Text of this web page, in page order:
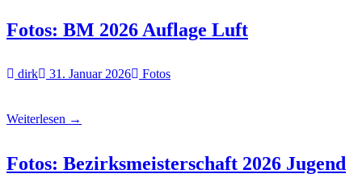
Fotos: BM 2026 Auflage Luft
dirk 31. Januar 2026 Fotos
Weiterlesen →
Fotos: Bezirksmeisterschaft 2026 Jugend